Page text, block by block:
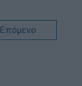
Επόμενο